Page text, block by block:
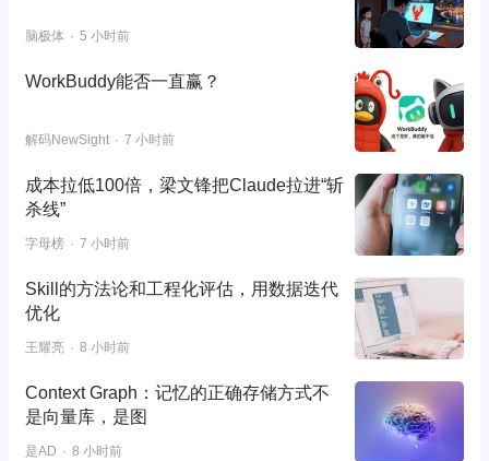
脑极体 5 小时前
WorkBuddy能否一直赢？
解码NewSight 7 小时前
成本拉低100倍，梁文锋把Claude拉进“斩
杀线”
字母榜 7 小时前
Skill的方法论和工程化评估，用数据迭代
优化
王耀亮 8 小时前
Context Graph：记忆的正确存储方式不
是向量库，是图
是AD 8 小时前